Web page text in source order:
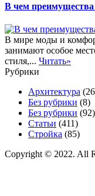
В чем преимущества
В мире моды и
занимают особое
стиля,... Читать»
Рубрики
Архитектура
Без рубрики (8)
Без рубрики (92)
Статьи (411)
Стройка (85)
Copyright © 2022. All